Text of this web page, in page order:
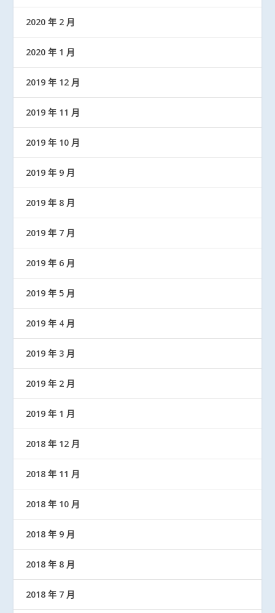
2020 年 2 月
2020 年 1 月
2019 年 12 月
2019 年 11 月
2019 年 10 月
2019 年 9 月
2019 年 8 月
2019 年 7 月
2019 年 6 月
2019 年 5 月
2019 年 4 月
2019 年 3 月
2019 年 2 月
2019 年 1 月
2018 年 12 月
2018 年 11 月
2018 年 10 月
2018 年 9 月
2018 年 8 月
2018 年 7 月